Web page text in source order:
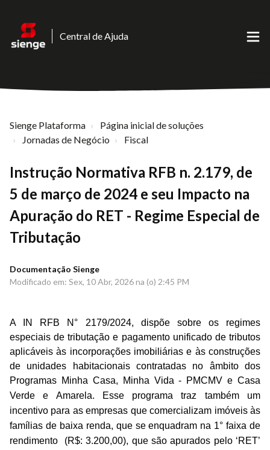
Central de Ajuda
Sienge Plataforma
Página inicial de soluções
Jornadas de Negócio
Fiscal
Instrução Normativa RFB n. 2.179, de
5 de março de 2024 e seu Impacto na
Apuração do RET - Regime Especial de
Tributação
Documentação Sienge
Modificado em: Sex, 10 Abr, 2026 na (o) 2:45 PM
A IN RFB N° 2179/2024, dispõe sobre os regimes
especiais de tributação e pagamento unificado de tributos
aplicáveis às incorporações imobiliárias e às construções
de unidades habitacionais contratadas no âmbito dos
Programas Minha Casa, Minha Vida - PMCMV e Casa
Verde e Amarela.
Esse programa traz também um
incentivo para as empresas que comercializam imóveis às
famílias de baixa renda, que se enquadram na 1° faixa de
rendimento (R$: 3.200,00), que são apurados pelo ‘RET’